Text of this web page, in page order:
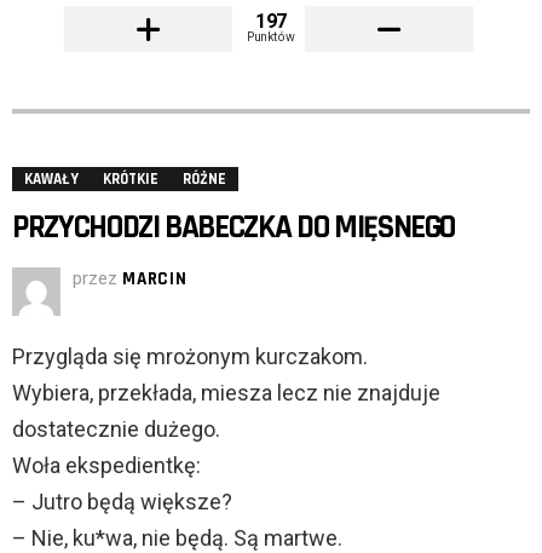
197
Punktów
KAWAŁY KRÓTKIE RÓŻNE
PRZYCHODZI BABECZKA DO MIĘSNEGO
przez MARCIN
Przygląda się mrożonym kurczakom.
Wybiera, przekłada, miesza lecz nie znajduje
dostatecznie dużego.
Woła ekspedientkę:
– Jutro będą większe?
– Nie, ku*wa, nie będą. Są martwe.